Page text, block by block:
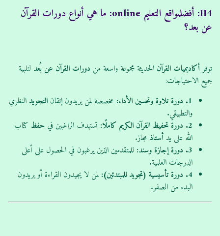
H4: أفضلمواقع التعليم online: ما هي أنواع دورات القرآن
عن بعد؟
توفرأكاديميات القرآن الحديثة مجموعة واسعة من دورات القرآن عن بُعد لتلبية
جميع الاحتياجات:
1. دورة تلاوة وتحسين الأداء:
مخصصة لمن يريدون إتقانالتجويد النظري
والتطبيقي.
2. دورة تحفيظ القرآن الكريم كاملًا:
تستهدف الراغبين في حفظ كتاب
الله على يد أستاذ مجاز.
3. دورة إجازة وسند:
للمتقدمين الذين يرغبون في الحصول على أعلى
الدرجات العلمية.
4. دورة تأسيسية (تجويد للمبتدئين):
لمن لا يجيدون القراءة أو يريدون
البدء من الصفر.